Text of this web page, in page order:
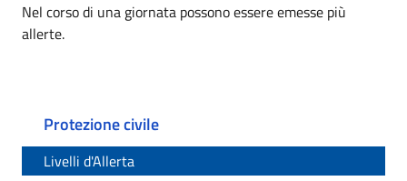
Nel corso di una giornata possono essere emesse più
allerte.
Protezione civile
Livelli d'Allerta